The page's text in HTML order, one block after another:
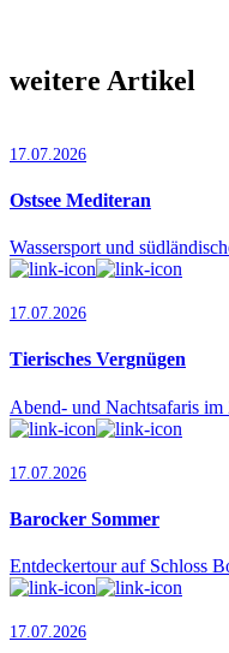
weitere Artikel
17.07.2026
Ostsee Mediteran
Wassersport und
17.07.2026
Tierisches Vergnügen
Abend- und Nachtsafaris
17.07.2026
Barocker Sommer
Entdeckertour auf Schloss
17.07.2026